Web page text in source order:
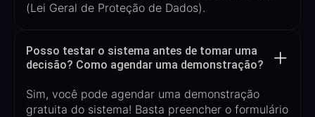
(Lei Geral de Proteção de Dados).
Posso testar o sistema antes de tomar uma
decisão? Como agendar uma demonstração?
Sim, você pode agendar uma demonstração
gratuita do sistema! Basta preencher o formulário